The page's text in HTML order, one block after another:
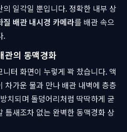
일각일 뿐입니다. 정확한 내부 상
질 배관 내시경 카메라를 배관 속으
.
관의 동맥경화
터 화면이 누렇게 꽉 찼습니다. 액
차가운 물과 만나 배관 내벽에 층층
치되며 돌덩어리처럼 딱딱하게 굳
틈새조차 없는 완벽한 동맥경화 상